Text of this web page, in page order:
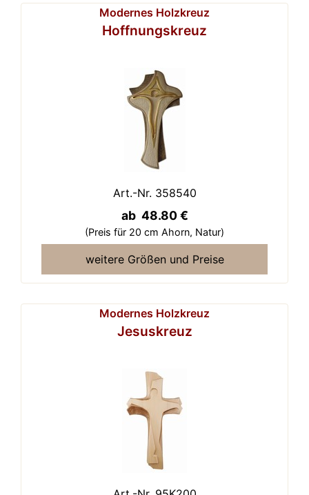
Modernes Holzkreuz
Hoffnungskreuz
Art.-Nr. 358540
ab 48.80 €
(Preis für 20 cm Ahorn, Natur)
weitere Größen und Preise
Modernes Holzkreuz
Jesuskreuz